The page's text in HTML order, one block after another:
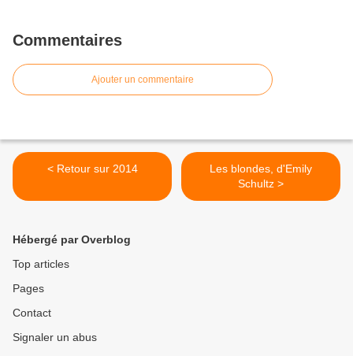
Commentaires
Ajouter un commentaire
< Retour sur 2014
Les blondes, d'Emily
Schultz >
Hébergé par Overblog
Top articles
Pages
Contact
Signaler un abus